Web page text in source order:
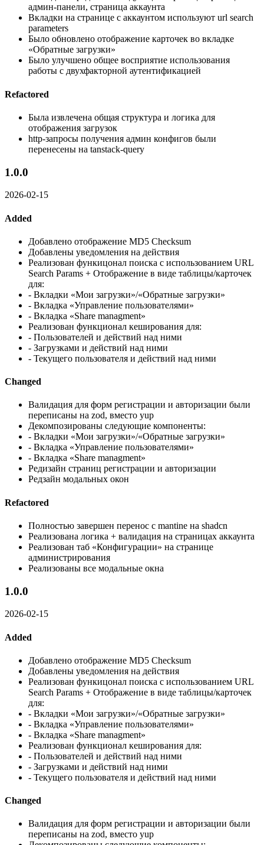
админ-панели, страница аккаунта
Вкладки на странице с аккаунтом используют url search
parameters
Было обновлено отображение карточек во вкладке
«Обратные загрузки»
Было улучшено общее восприятие использования
работы с двухфакторной аутентификацией
Refactored
Была извлечена общая структура и логика для
отображения загрузок
http-запросы получения админ конфигов были
перенесены на tanstack-query
1.0.0
2026-02-15
Added
Добавлено отображение MD5 Checksum
Добавлены уведомления на действия
Реализован функицонал поиска с использованием URL
Search Params + Отображение в виде таблицы/карточек
для:
- Вкладки «Мои загрузки»/«Обратные загрузки»
- Вкладка «Управление пользователями»
- Вкладка «Share managment»
Реализован функционал кеширования для:
- Пользователей и действий над ними
- Загрузками и действий над ними
- Текущего пользователя и действий над ними
Changed
Валидация для форм регистрации и авторизации были
переписаны на zod, вместо yup
Декомпозированы следующие компоненты:
- Вкладки «Мои загрузки»/«Обратные загрузки»
- Вкладка «Управление пользователями»
- Вкладка «Share managment»
Редизайн страниц регистрации и авторизации
Редзайн модальных окон
Refactored
Полностью завершен перенос с mantine на shadcn
Реализована логика + валидация на страницах аккаунта
Реализован таб «Конфигурации» на странице
администрирования
Реализованы все модальные окна
1.0.0
2026-02-15
Added
Добавлено отображение MD5 Checksum
Добавлены уведомления на действия
Реализован функицонал поиска с использованием URL
Search Params + Отображение в виде таблицы/карточек
для:
- Вкладки «Мои загрузки»/«Обратные загрузки»
- Вкладка «Управление пользователями»
- Вкладка «Share managment»
Реализован функционал кеширования для:
- Пользователей и действий над ними
- Загрузками и действий над ними
- Текущего пользователя и действий над ними
Changed
Валидация для форм регистрации и авторизации были
переписаны на zod, вместо yup